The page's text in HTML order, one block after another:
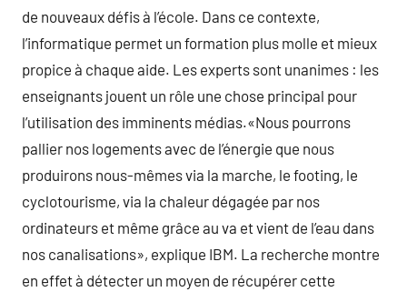
de nouveaux défis à l’école. Dans ce contexte,
l’informatique permet un formation plus molle et mieux
propice à chaque aide. Les experts sont unanimes : les
enseignants jouent un rôle une chose principal pour
l’utilisation des imminents médias.«Nous pourrons
pallier nos logements avec de l’énergie que nous
produirons nous-mêmes via la marche, le footing, le
cyclotourisme, via la chaleur dégagée par nos
ordinateurs et même grâce au va et vient de l’eau dans
nos canalisations», explique IBM. La recherche montre
en effet à détecter un moyen de récupérer cette